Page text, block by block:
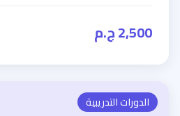
2,500 ج.م
الدورات التدريبية